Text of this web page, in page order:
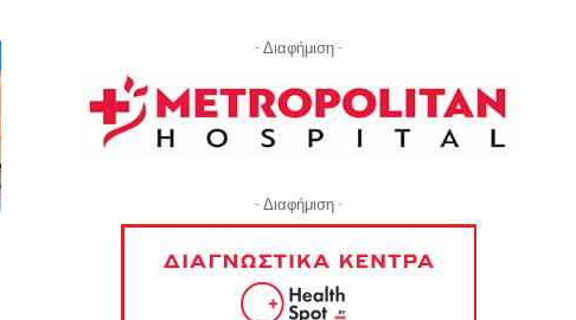
- Διαφήμιση -
- Διαφήμιση -